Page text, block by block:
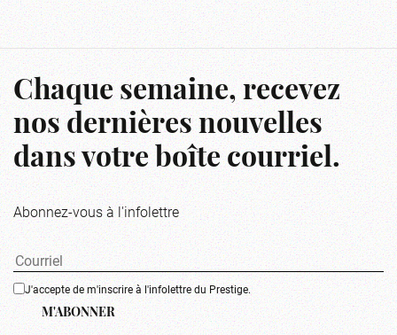
Chaque semaine, recevez
nos dernières nouvelles
dans votre boîte courriel.
Abonnez-vous à l'infolettre
J'accepte de m'inscrire à l'infolettre du Prestige.
M'ABONNER